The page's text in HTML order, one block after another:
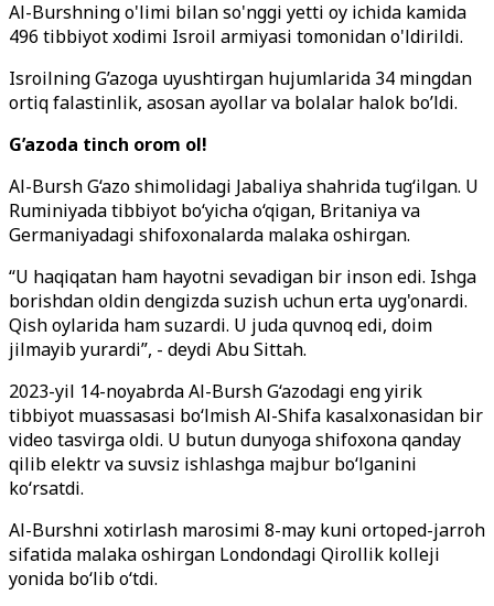
Al-Burshning o'limi bilan so'nggi yetti oy ichida kamida
496 tibbiyot xodimi Isroil armiyasi tomonidan o'ldirildi.
Isroilning G’azoga uyushtirgan hujumlarida 34 mingdan
ortiq falastinlik, asosan ayollar va bolalar halok bo’ldi.
G’azoda tinch orom ol!
Al-Bursh G‘azo shimolidagi Jabaliya shahrida tug‘ilgan. U
Ruminiyada tibbiyot bo‘yicha o‘qigan, Britaniya va
Germaniyadagi shifoxonalarda malaka oshirgan.
“U haqiqatan ham hayotni sevadigan bir inson edi. Ishga
borishdan oldin dengizda suzish uchun erta uyg'onardi.
Qish oylarida ham suzardi. U juda quvnoq edi, doim
jilmayib yurardi”, - deydi Abu Sittah.
2023-yil 14-noyabrda Al-Bursh G‘azodagi eng yirik
tibbiyot muassasasi bo‘lmish Al-Shifa kasalxonasidan bir
video tasvirga oldi. U butun dunyoga shifoxona qanday
qilib elektr va suvsiz ishlashga majbur bo‘lganini
ko‘rsatdi.
Al-Burshni xotirlash marosimi 8-may kuni ortoped-jarroh
sifatida malaka oshirgan Londondagi Qirollik kolleji
yonida bo‘lib o‘tdi.